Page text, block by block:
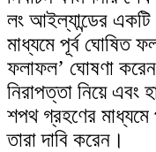
লং আইল্যান্ডের
মাধ্যমে পূর্ব ঘোষিত
ফলাফল’ ঘোষণা
নিরাপত্তা নিয়ে এবং
শপথ গ্রহণের
তারা দাবি করেন।